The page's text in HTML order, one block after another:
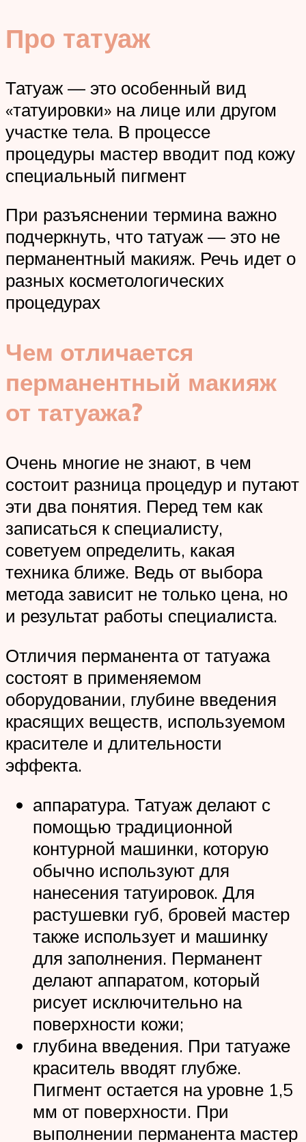
Про татуаж
Татуаж — это особенный вид
«татуировки» на лице или другом
участке тела. В процессе
процедуры мастер вводит под кожу
специальный пигмент
При разъяснении термина важно
подчеркнуть, что татуаж — это не
перманентный макияж. Речь идет о
разных косметологических
процедурах
Чем отличается
перманентный макияж
от татуажа?
Очень многие не знают, в чем
состоит разница процедур и путают
эти два понятия. Перед тем как
записаться к специалисту,
советуем определить, какая
техника ближе. Ведь от выбора
метода зависит не только цена, но
и результат работы специалиста.
Отличия перманента от татуажа
состоят в применяемом
оборудовании, глубине введения
красящих веществ, используемом
красителе и длительности
эффекта.
аппаратура. Татуаж делают с
помощью традиционной
контурной машинки, которую
обычно используют для
нанесения татуировок. Для
растушевки губ, бровей мастер
также использует и машинку
для заполнения. Перманент
делают аппаратом, который
рисует исключительно на
поверхности кожи;
глубина введения. При татуаже
краситель вводят глубже.
Пигмент остается на уровне 1,5
мм от поверхности. При
выполнении перманента мастер